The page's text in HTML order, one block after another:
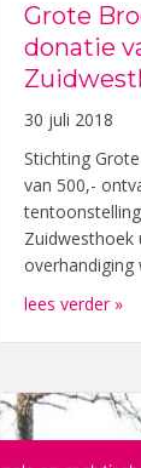
Grote
donatie
30 juli 2018
Stichting
van 500,-
Zuidwesthoek
overhandiging
lees verder »